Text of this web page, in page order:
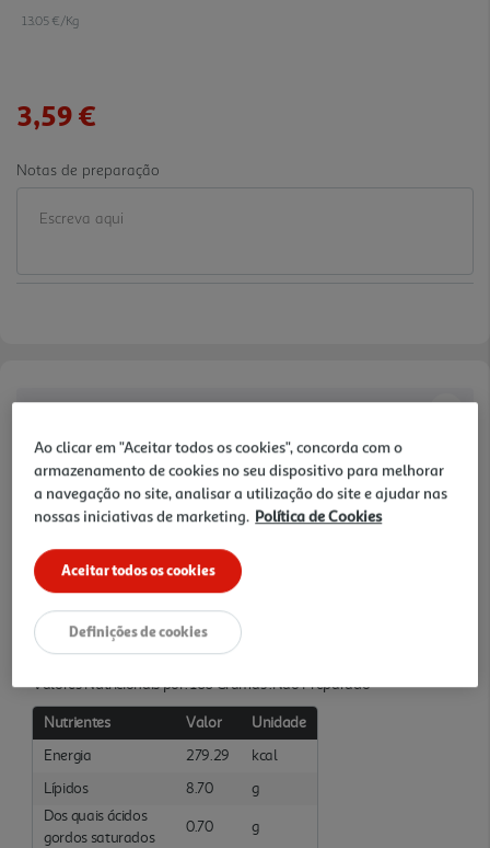
13.05 €/Kg
3,59 €
Notas de preparação
Características
Quantidade Liquida
0.275 KG
Ingredientes/Composição
Ingredientes: Farinha de TRIGO ( 60,8% ), água, óleo de colza,
propionato de cálcio, fermento em pó.
Informações Nutricionais
Valores Nutricionais por: 100 Gramas :Não Preparado
Nutrientes Valor
Unidade
Energia
279.29
kcal
Lípidos
8.70
g
Dos quais ácidos
gordos saturados
0.70
g
Ao clicar em "Aceitar todos os cookies", concorda com o
armazenamento de cookies no seu dispositivo para melhorar
a navegação no site, analisar a utilização do site e ajudar nas
nossas iniciativas de marketing. Política de Cookies
Aceitar todos os cookies
Definições de cookies